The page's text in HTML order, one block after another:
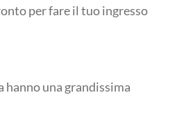
per fare il tuo ingresso
hanno una grandissima